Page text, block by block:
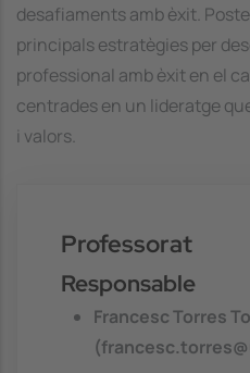
desafiaments amb èxit.
principals estratègies per
professional amb èxit en el
centrades en un lideratge
i valors.
Professorat
Responsable
Francesc Torres